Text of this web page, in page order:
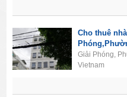
Cho thuê
Giải Phóng,
Vietnam